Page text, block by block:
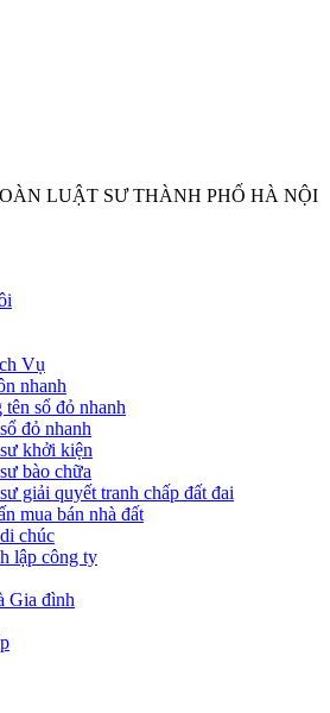
LUẬT SƯ THÀNH PHỐ HÀ NỘI
Vụ
nhanh
sổ đỏ nhanh
đỏ nhanh
khởi kiện
bào chữa
giải quyết tranh chấp đất đai
mua bán nhà đất
chúc
lập công ty
Gia đình